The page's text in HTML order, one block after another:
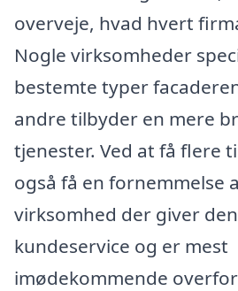
overveje, hvad hvert
Nogle virksomheder
bestemte typer
andre tilbyder en mere
tjenester. Ved at få flere
også få en fornemmelse
virksomhed der giver
kundeservice og er mest
imødekommende